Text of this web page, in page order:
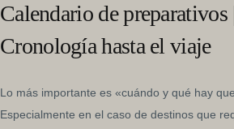
Calendario de preparativos
Cronología hasta el viaje
Lo más importante es «cuándo y qué hay
Especialmente en el caso de destinos que